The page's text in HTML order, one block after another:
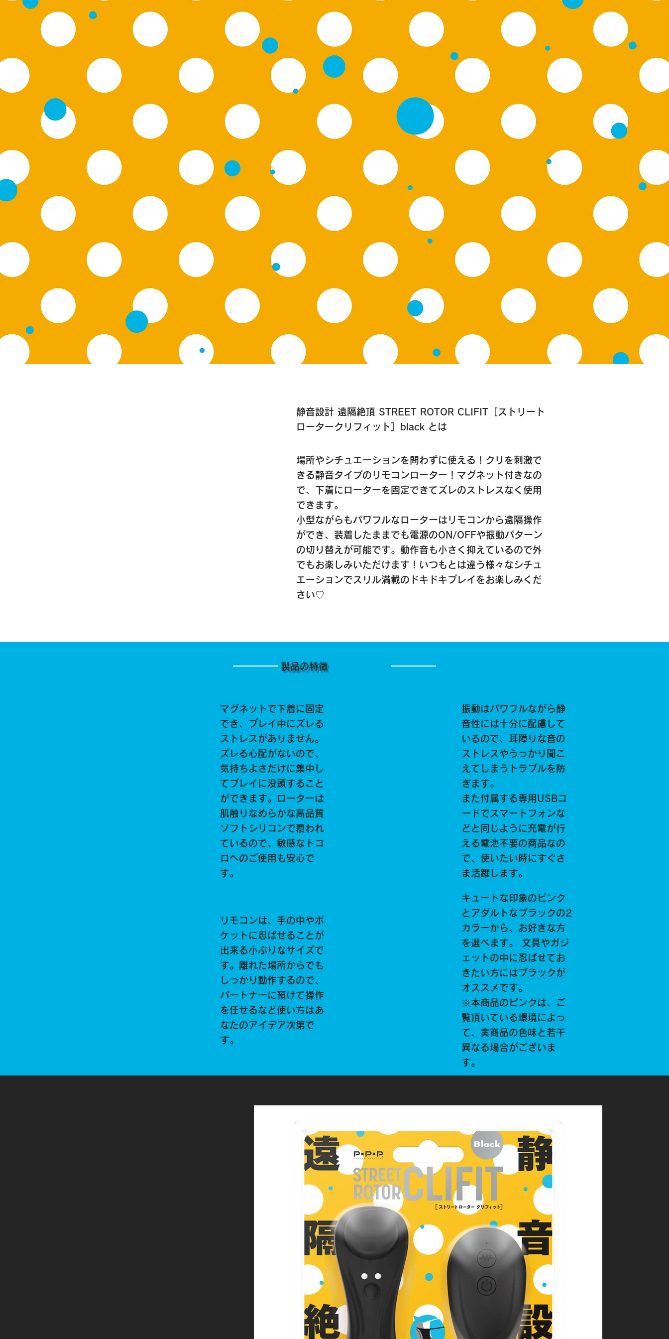
静音設計 遠隔絶頂 STREET ROTOR CLIFIT［ストリート
ロータークリフィット］black とは
場所やシチュエーションを問わずに使える！クリを刺激で
きる静音タイプのリモコンローター！マグネット付きなの
で、下着にローターを固定できてズレのストレスなく使用
できます。
小型ながらもパワフルなローターはリモコンから遠隔操作
ができ、装着したままでも電源のON/OFFや振動パターン
の切り替えが可能です。動作音も小さく抑えているので外
でもお楽しみいただけます！いつもとは違う様々なシチュ
エーションでスリル満載のドキドキプレイをお楽しみくだ
さい♡
製品の特徴
マグネットで下着に固定
でき、プレイ中にズレる
ストレスがありません。
ズレる心配がないので、
気持ちよさだけに集中し
てプレイに没頭すること
ができます。ローターは
肌触りなめらかな高品質
ソフトシリコンで覆われ
ているので、敏感なトコ
ロへのご使用も安心で
す。
振動はパワフルながら静
音性には十分に配慮して
いるので、耳障りな音の
ストレスやうっかり聞こ
えてしまうトラブルを防
ぎます。
また付属する専用USBコ
ードでスマートフォンな
どと同じように充電が行
える電池不要の商品なの
で、使いたい時にすぐさ
ま活躍します。
リモコンは、手の中やポ
ケットに忍ばせることが
出来る小ぶりなサイズで
す。離れた場所からでも
しっかり動作するので、
パートナーに預けて操作
を任せるなど使い方はあ
なたのアイデア次第で
す。
キュートな印象のピンク
とアダルトなブラックの2
カラーから、お好きな方
を選べます。 文具やガジ
ェットの中に忍ばせてお
きたい方にはブラックが
オススメです。
※本商品のピンクは、ご
覧頂いている環境によっ
て、実商品の色味と若干
異なる場合がございま
す。